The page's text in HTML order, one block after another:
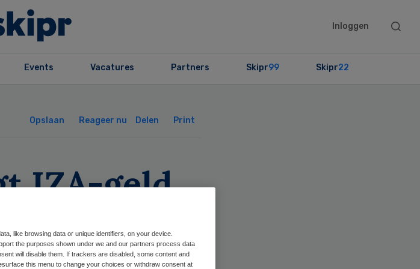
Inloggen
Search
Events Vacatures Partners Skipr99 Skipr22
Opslaan Reageer nu Delen Print
IZA-geld
innovatie
like browsing data or unique identifiers, on your device.
the purposes shown under we and our partners process data
will disable them. If trackers are disabled, some content and
this menu to change your choices or withdraw consent at